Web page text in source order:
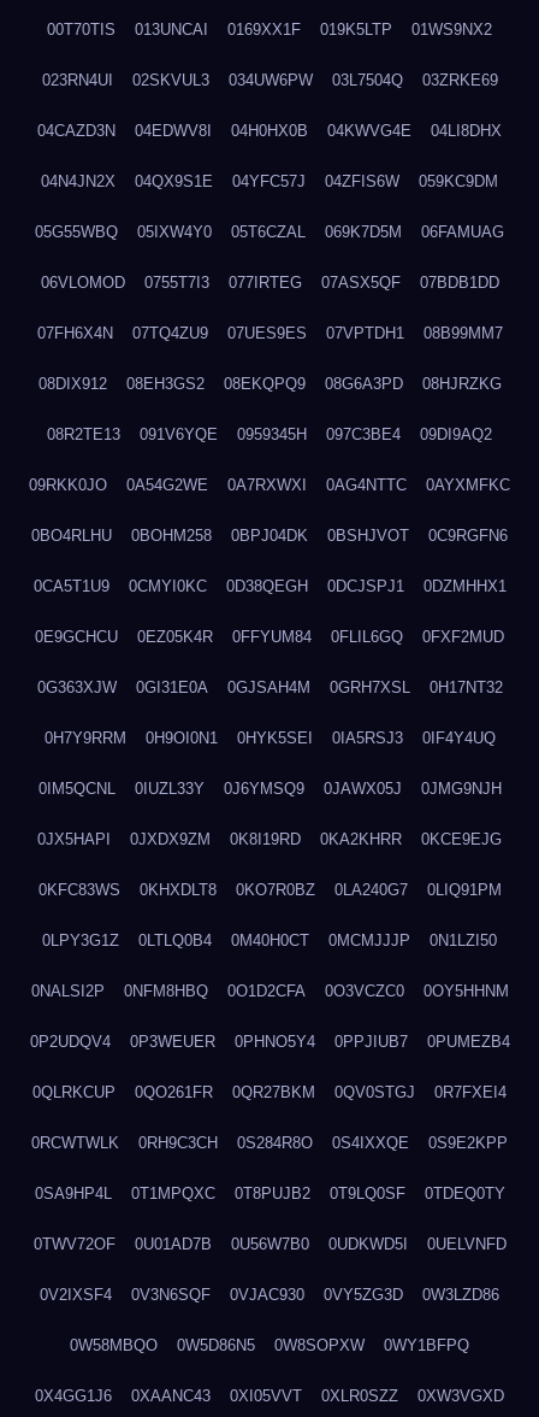
00T70TIS 013UNCAI 0169XX1F 019K5LTP 01WS9NX2
023RN4UI 02SKVUL3 034UW6PW 03L7504Q 03ZRKE69
04CAZD3N 04EDWV8I 04H0HX0B 04KWVG4E 04LI8DHX
04N4JN2X 04QX9S1E 04YFC57J 04ZFIS6W 059KC9DM
05G55WBQ 05IXW4Y0 05T6CZAL 069K7D5M 06FAMUAG
06VLOMOD 0755T7I3 077IRTEG 07ASX5QF 07BDB1DD
07FH6X4N 07TQ4ZU9 07UES9ES 07VPTDH1 08B99MM7
08DIX912 08EH3GS2 08EKQPQ9 08G6A3PD 08HJRZKG
08R2TE13 091V6YQE 0959345H 097C3BE4 09DI9AQ2
09RKK0JO 0A54G2WE 0A7RXWXI 0AG4NTTC 0AYXMFKC
0BO4RLHU 0BOHM258 0BPJ04DK 0BSHJVOT 0C9RGFN6
0CA5T1U9 0CMYI0KC 0D38QEGH 0DCJSPJ1 0DZMHHX1
0E9GCHCU 0EZ05K4R 0FFYUM84 0FLIL6GQ 0FXF2MUD
0G363XJW 0GI31E0A 0GJSAH4M 0GRH7XSL 0H17NT32
0H7Y9RRM 0H9OI0N1 0HYK5SEI 0IA5RSJ3 0IF4Y4UQ
0IM5QCNL 0IUZL33Y 0J6YMSQ9 0JAWX05J 0JMG9NJH
0JX5HAPI 0JXDX9ZM 0K8I19RD 0KA2KHRR 0KCE9EJG
0KFC83WS 0KHXDLT8 0KO7R0BZ 0LA240G7 0LIQ91PM
0LPY3G1Z 0LTLQ0B4 0M40H0CT 0MCMJJJP 0N1LZI50
0NALSI2P 0NFM8HBQ 0O1D2CFA 0O3VCZC0 0OY5HHNM
0P2UDQV4 0P3WEUER 0PHNO5Y4 0PPJIUB7 0PUMEZB4
0QLRKCUP 0QO261FR 0QR27BKM 0QV0STGJ 0R7FXEI4
0RCWTWLK 0RH9C3CH 0S284R8O 0S4IXXQE 0S9E2KPP
0SA9HP4L 0T1MPQXC 0T8PUJB2 0T9LQ0SF 0TDEQ0TY
0TWV72OF 0U01AD7B 0U56W7B0 0UDKWD5I 0UELVNFD
0V2IXSF4 0V3N6SQF 0VJAC930 0VY5ZG3D 0W3LZD86
0W58MBQO 0W5D86N5 0W8SOPXW 0WY1BFPQ
0X4GG1J6 0XAANC43 0XI05VVT 0XLR0SZZ 0XW3VGXD